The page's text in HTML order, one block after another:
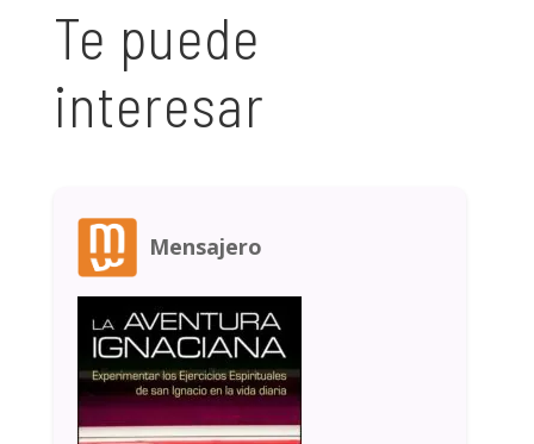
Te puede
interesar
Mensajero